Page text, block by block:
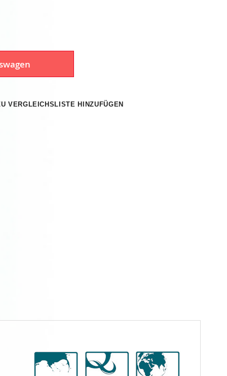
VERGLEICHSLISTE HINZUFÜGEN